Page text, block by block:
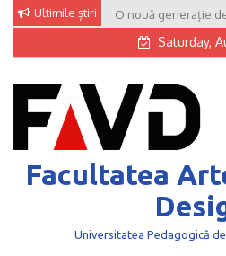
Skip
content
Ultimile știri O nouă generație
Saturday,
Facultatea
Universitatea Pedagogică